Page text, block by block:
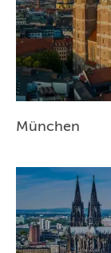
München